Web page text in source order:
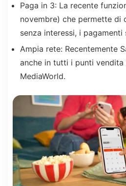
Paga in 3: La recente
novembre) che permette di
senza interessi, i
Ampia rete: Recentemente
anche in tutti i punti vendita
MediaWorld.